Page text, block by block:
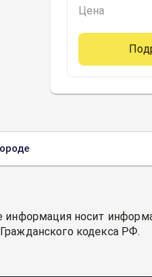
Цена
информация носит
кодекса РФ.